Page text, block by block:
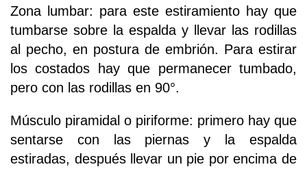
Zona lumbar: para este estiramiento hay que
tumbarse sobre la espalda y llevar las rodillas
al pecho, en postura de embrión. Para estirar
los costados hay que permanecer tumbado,
pero con las rodillas en 90°.
Músculo piramidal o piriforme: primero hay que
sentarse con las piernas y la espalda
estiradas, después llevar un pie por encima de